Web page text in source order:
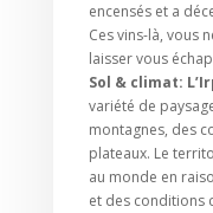
encensés et a
Ces vins-là, vous
laisser vous
Sol & climat:
variété de
montagnes, des
plateaux. Le
au monde en
et des conditions